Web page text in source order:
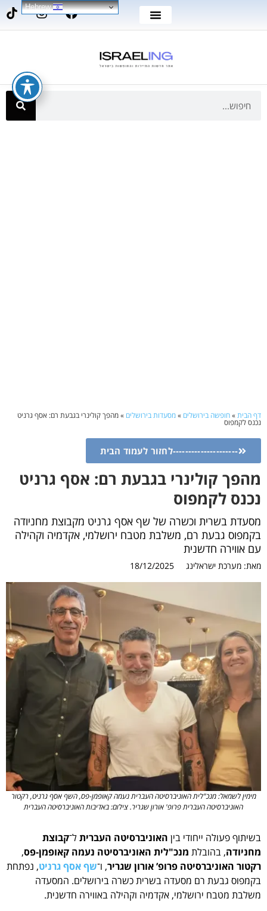
דף הבית»חופשה בירושלים »מסעדות בירושלים »מהפך קולינרי בגבעת רם: אסף גרניט
נכנס לקמפוס
---------------------לחזור לעמוד הבית
מהפך קולינרי בגבעת רם: אסף גרניט
נכנס לקמפוס
מסעדת בשרית וכשרה של שף אסף גרניט מקבוצת מחניודה
בקמפוס גבעת רם, משלבת מטבח ירושלמי, אקדמיה וקהילה
עם אווירה חדשנית
מאת: מערכת ישראלינג 18/12/2025
מימין לשמאל: מנכ"לית האוניברסיטה העברית נעמה קאופמן-פס, השף אסף גרניט, רקטור
האוניברסיטה העברית פרופ' אורון שגריר. צילום: באדיבות האוניברסיטה העברית
בשיתוף פעולה ייחודי בין האוניברסיטה העבריתל־קבוצת
מחניודה, בהובלת מנכ"לית האוניברסיטה נעמה קאופמן-פס,
רקטור האוניברסיטה פרופ’ אורון שגריר, ו־שף אסף גרניט, נפתחת
בקמפוס גבעת רם מסעדה בשרית כשרה בירושלים. המסעדה
משלבת מטבח ירושלמי, אקדמיה וקהילה באווירה חדשנית.
Hebrew